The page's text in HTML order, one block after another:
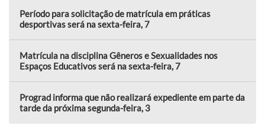
Período para solicitação de matrícula em práticas
desportivas será na sexta-feira, 7
Matrícula na disciplina Gêneros e Sexualidades nos
Espaços Educativos será na sexta-feira, 7
Prograd informa que não realizará expediente em parte da
tarde da próxima segunda-feira, 3